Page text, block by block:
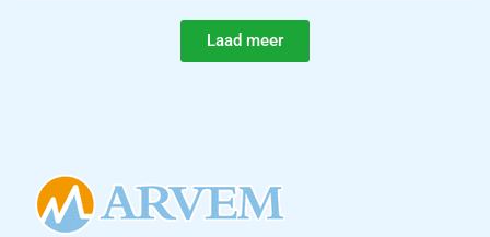
Laad meer